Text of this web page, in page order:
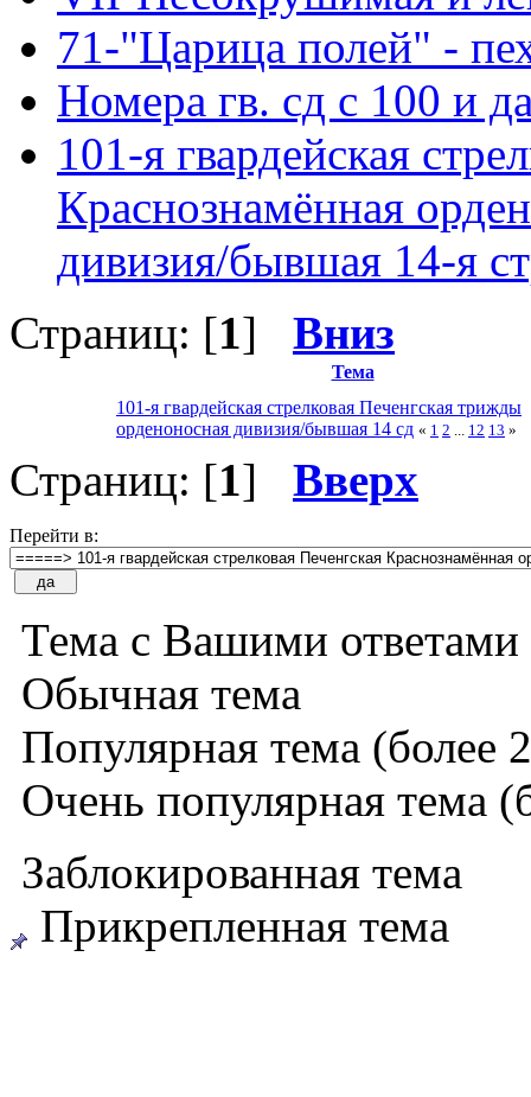
71-"Царица полей" -
Номера гв. сд с 100 и
101-я гвардейская
Краснознамённая
дивизия/бывшая 14-я
Страниц: [1] Вниз
Тема
101-я гвардейская стрелковая Печенгская трижды
орденоносная дивизия/бывшая 14 сд « 1 2 ... 12 13 »
Страниц: [1] Вверх
Перейти в:
Тема с Вашими ответами
Обычная тема
Популярная тема (более
Очень популярная тема
Заблокированная тема
Прикрепленная тема